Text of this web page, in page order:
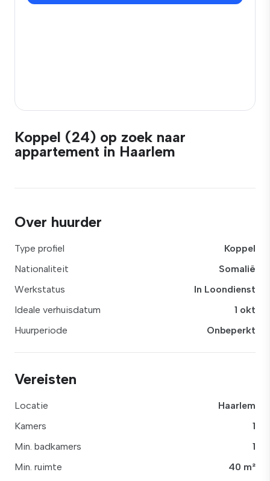
Koppel (24) op zoek naar
appartement in Haarlem
Over huurder
Type profiel
Koppel
Nationaliteit
Somalië
Werkstatus
In Loondienst
Ideale verhuisdatum
1 okt
Huurperiode
Onbeperkt
Vereisten
Locatie
Haarlem
Kamers
1
Min. badkamers
1
Min. ruimte
40 m²